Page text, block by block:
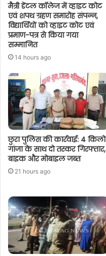
मैत्री डेंटल कॉलेज में व्हाइट कोट
एवं शपथ ग्रहण समारोह संपन्न,
विद्यार्थियों को व्हाइट कोट एवं
प्रमाण-पत्र से किया गया
सम्मानित
14 hours ago
छुरा पुलिस की कार्रवाई: 4 किलो
गांजा के साथ दो तस्कर गिरफ्तार,
बाइक और मोबाइल जब्त
21 hours ago